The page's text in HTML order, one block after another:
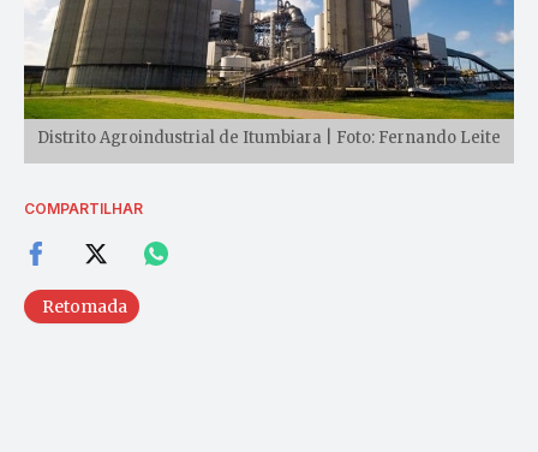
Distrito Agroindustrial de Itumbiara | Foto: Fernando Leite
COMPARTILHAR
Retomada